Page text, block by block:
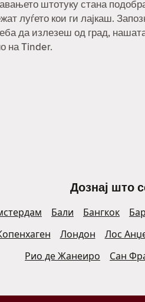
штотуку стана
луѓето кои ги лајкаш.
да излезеш од град,
на Tinder.
Дознај што
Бали Бангкок
Лондон Лос
Рио де Жанеиро
Сан